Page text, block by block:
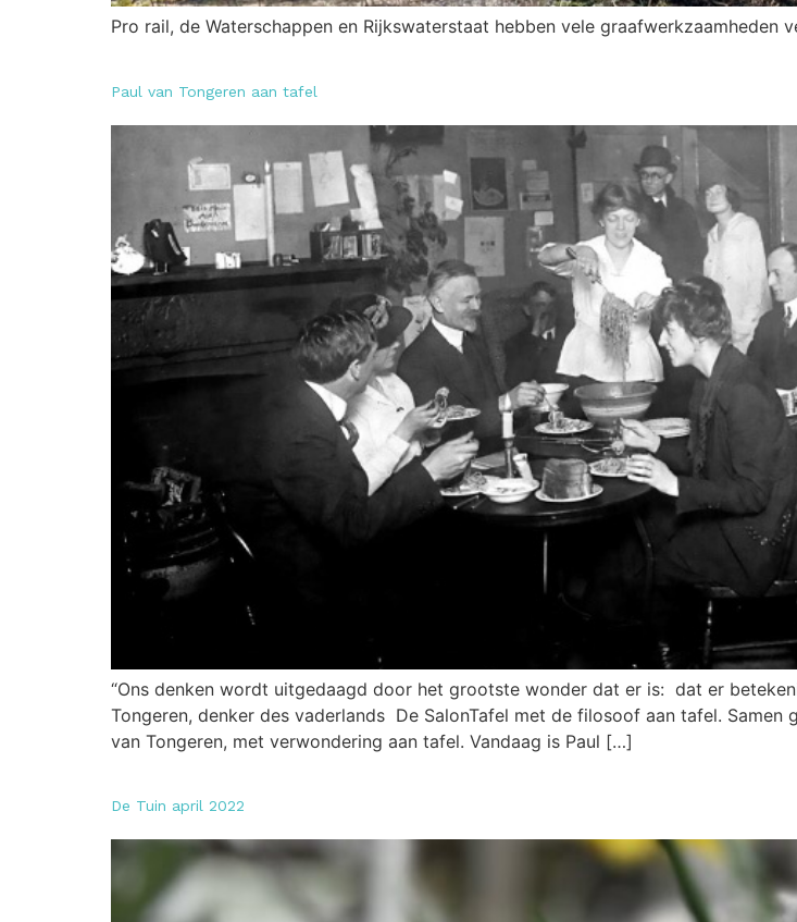
Pro rail, de Waterschappen en Rijkswaterstaat hebben vele
Paul van Tongeren aan tafel
“Ons denken wordt uitgedaagd door het grootste wonder dat er is: dat er
Tongeren, denker des vaderlands De SalonTafel met de filosoof aan tafel.
van Tongeren, met verwondering aan tafel. Vandaag is Paul […]
De Tuin april 2022